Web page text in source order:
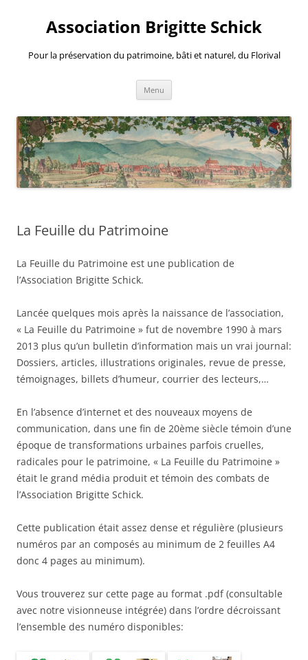
contenuAssociation Brigitte Schick
Pour la préservation du patrimoine, bâti et naturel, du Florival
Menu
La Feuille du Patrimoine
La Feuille du Patrimoine est une publication de
l’Association Brigitte Schick.
Lancée quelques mois après la naissance de l’association,
« La Feuille du Patrimoine » fut de novembre 1990 à mars
2013 plus qu’un bulletin d’information mais un vrai journal:
Dossiers, articles, illustrations originales, revue de presse,
témoignages, billets d’humeur, courrier des lecteurs,…
En l’absence d’internet et des nouveaux moyens de
communication, dans une fin de 20ème siècle témoin d’une
époque de transformations urbaines parfois cruelles,
radicales pour le patrimoine, « La Feuille du Patrimoine »
était le grand média produit et témoin des combats de
l’Association Brigitte Schick.
Cette publication était assez dense et régulière (plusieurs
numéros par an composés au minimum de 2 feuilles A4
donc 4 pages au minimum).
Vous trouverez sur cette page au format .pdf (consultable
avec notre visionneuse intégrée) dans l’ordre décroissant
l’ensemble des numéro disponibles: